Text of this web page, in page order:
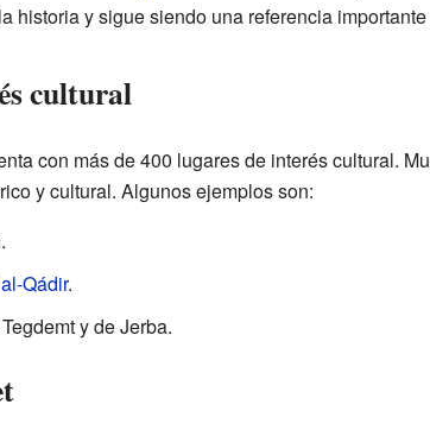
historia y sigue siendo una referencia
cultural
con más de 400 lugares de interés cultural.
y cultural. Algunos ejemplos son:
Qádir.
y de Jerba.